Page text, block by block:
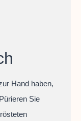
Hand haben,
Sie